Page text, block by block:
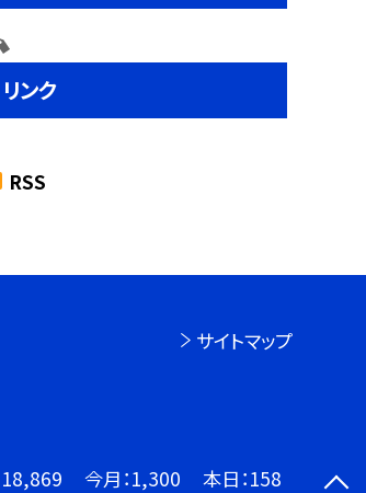
リンク
RSS
サイトマップ
18,869 今月：1,300 本日：158